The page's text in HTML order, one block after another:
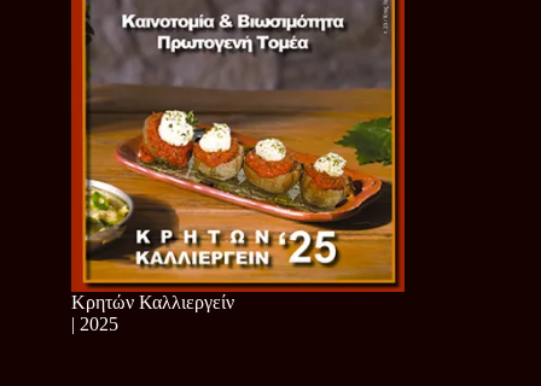
Κρητών Καλλιεργείν
| 2025